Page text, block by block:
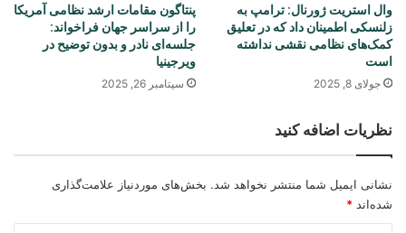
وال استریت ژورنال: ترامپ به
زلنسکی اطمینان داد که در تعلیق
کمک‌های نظامی نقشی نداشته
است
جولای 8, 2025
پنتاگون مقامات ارشد نظامی آمریکا
را از سراسر جهان فراخواند:
جلسه‌ای نادر و بدون توضیح در
ویرجینیا
سپتامبر 26, 2025
نظریات اضافه کنید
نشانی ایمیل شما منتشر نخواهد شد. بخش‌های موردنیاز علامت‌گذاری
شده‌اند *